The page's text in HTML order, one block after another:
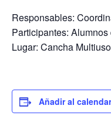
Responsables:
Participantes: Alumnos
Lugar: Cancha
Añadir al